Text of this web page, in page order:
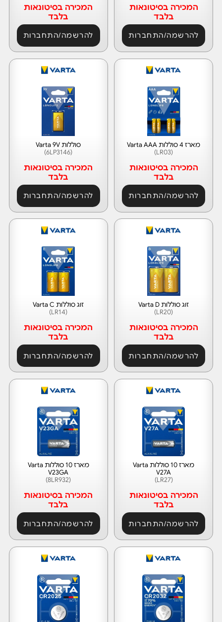
המכירה בסיטונאות
בלבד
להרשמה/התחברות
המכירה בסיטונאות
בלבד
להרשמה/התחברות
מארז 4 סוללות Varta AAA
(LR03)
המכירה בסיטונאות
בלבד
להרשמה/התחברות
סוללות Varta 9V
(6LP3146)
המכירה בסיטונאות
בלבד
להרשמה/התחברות
זוג סוללות Varta D
(LR20)
המכירה בסיטונאות
בלבד
להרשמה/התחברות
זוג סוללות Varta C
(LR14)
המכירה בסיטונאות
בלבד
להרשמה/התחברות
מארז 10 סוללות Varta
V27A
(LR27)
המכירה בסיטונאות
בלבד
להרשמה/התחברות
מארז 10 סוללות Varta
V23GA
(8LR932)
המכירה בסיטונאות
בלבד
להרשמה/התחברות